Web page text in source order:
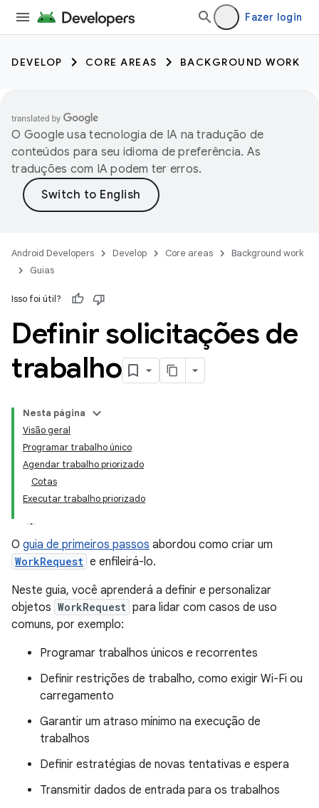
Fazer login
DEVELOP CORE AREAS BACKGROUND WORK
O Google usa tecnologia de IA na tradução de
conteúdos para seu idioma de preferência. As
traduções com IA podem ter erros.
Android Developers Develop Core areas
Background work
Guias
Isso foi útil?
Definir solicitações de
trabalho
Nesta página
Visão geral
Programar trabalho único
Agendar trabalho priorizado
Cotas
Executar trabalho priorizado
O guia de primeiros passos abordou como criar um
WorkRequest e enfileirá-lo.
Neste guia, você aprenderá a definir e personalizar
objetos WorkRequest para lidar com casos de uso
comuns, por exemplo:
Programar trabalhos únicos e recorrentes
Definir restrições de trabalho, como exigir Wi-Fi ou
carregamento
Garantir um atraso mínimo na execução de
trabalhos
Definir estratégias de novas tentativas e espera
Transmitir dados de entrada para os trabalhos